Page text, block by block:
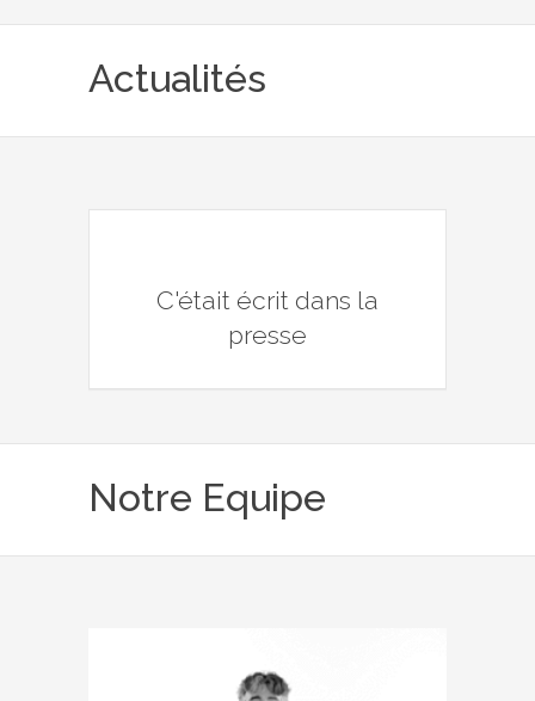
Actualités
C'était écrit dans la
presse
Notre Equipe